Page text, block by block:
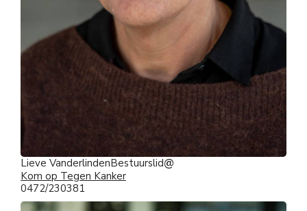
Lieve VanderlindenBestuurslid
Kom op Tegen Kanker
0472/230381